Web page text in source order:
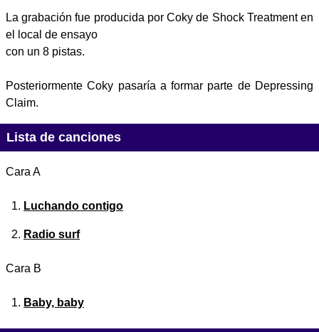
La grabación fue producida por Coky de Shock Treatment en
el local de ensayo
con un 8 pistas.
Posteriormente Coky pasaría a formar parte de Depressing
Claim.
Lista de canciones
Cara A
Luchando contigo
Radio surf
Cara B
Baby, baby